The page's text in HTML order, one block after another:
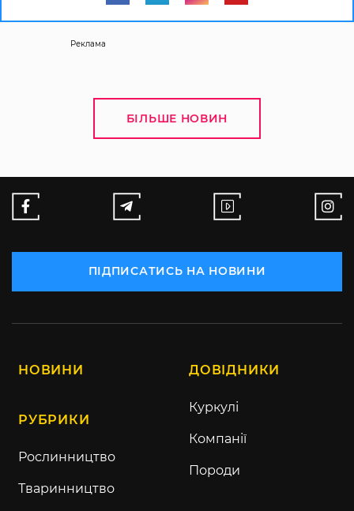
Реклама
БІЛЬШЕ НОВИН
ПІДПИСАТИСЬ НА НОВИНИ
НОВИНИ
РУБРИКИ
Рослинництво
Тваринництво
ДОВІДНИКИ
Куркулі
Компанії
Породи